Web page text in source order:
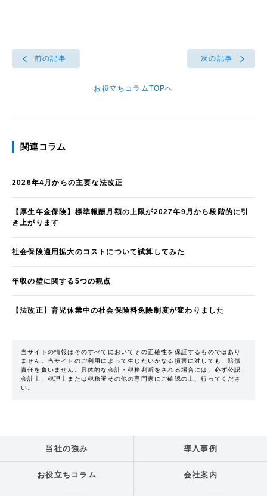
前の記事
お役立ちコラムTOPへ
次の記事
関連コラム
2026年4月からの主要な法改正
【厚生年金保険】標準報酬月額の上限が2027年9月から段階的に引
き上がります
社会保険適用拡大のコストについて試算してみた
年収の壁に関する5つの観点
【法改正】育児休業中の社会保険料免除制度が変わりました
当サイトの情報はそのすべてにおいてその正確性を保証するものではあり
ません。当サイトのご利用によって生じたいかなる損害に対しても、賠償
責任を負いません。具体的な会計・税務判断をされる場合には、必ず公認
会計士、税理士または税務署その他の専門家にご確認の上、行ってくださ
い。
当社の強み 導入事例
お役立ちコラム 会社案内